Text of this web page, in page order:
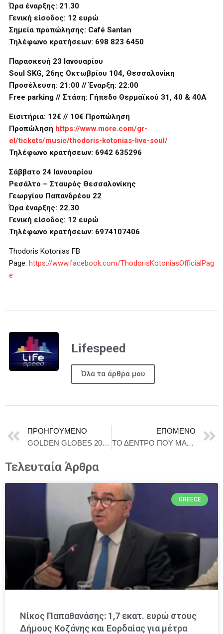
Ώρα έναρξης: 21.30
Γενική είσοδος: 12 ευρώ
Σημεία προπώλησης: Café Santan
Τηλέφωνο κρατήσεων: 698 823 6450
Παρασκευή 23 Ιανουαρίου
Soul SKG, 26ης Οκτωβρίου 104, Θεσσαλονίκη
Προσέλευση: 21:00 // Έναρξη: 22:00
Free parking // Στάση: Γήπεδο Θερμαϊκού 31, 40 & 40Α
Εισιτήρια: 12€ // 10€ Προπώληση
Προπώληση https://www.more.com/gr-
el/tickets/music/thodoris-kotonias-live-soul/
Τηλέφωνο κρατήσεων: 6942 635296
Σάββατο 24 Ιανουαρίου
Ρεσάλτο – Σταυρός Θεσσαλονίκης
Γεωργίου Παπανδρέου 22
Ώρα έναρξης: 22.30
Γενική είσοδος: 12 ευρώ
Τηλέφωνο κρατήσεων: 6974107406
Thodoris Kotonias FB
Page: https://www.facebook.com/ThodorisKotoniasOfficialPag
e
Lifespeed
Όλα τα άρθρα μου
ΠΡΟΗΓΟΎΜΕΝΟ
GOLDEN GLOBES 2026 – Spentzos Film | MARTY SUPREME, THE SECRET AGENT, SENTIMENTAL VALUE & IF I HAD LEGS I’D KICK YOU
ΕΠΌΜΕΝΟ
ΤΟ ΔΕΝΤΡΟ ΠΟΥ ΜΑΤΩΝΕΙ του Άνγκους Τσερίνι από τις 23 Ιανουαρίου 2026 στο Θέατρο Αγγέλων Βήμα
Τελευταία Άρθρα
GREECE
Νίκος Παπαθανάσης: 1,7 εκατ. ευρώ στους
Δήμους Κοζάνης και Εορδαίας για μέτρα